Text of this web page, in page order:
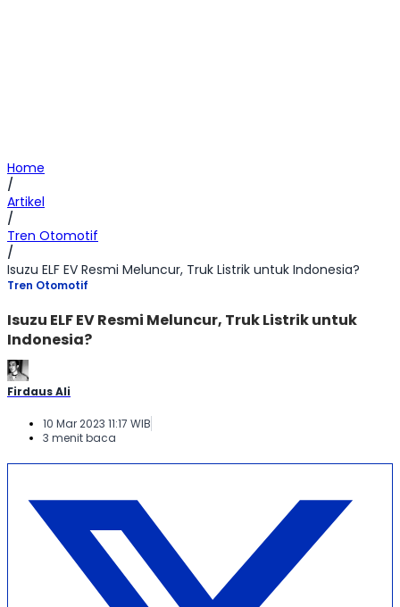
Home
/
Artikel
/
Tren Otomotif
/
Isuzu ELF EV Resmi Meluncur, Truk Listrik untuk Indonesia?
Tren Otomotif
Isuzu ELF EV Resmi Meluncur, Truk Listrik untuk
Indonesia?
Firdaus Ali
10 Mar 2023 11:17 WIB
3 menit baca